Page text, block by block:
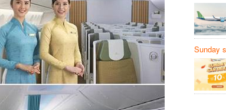
Sunday